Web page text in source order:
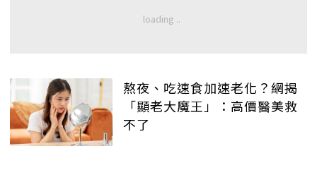
熬夜、吃速食加速老化？網揭
「顯老大魔王」：高價醫美救
不了